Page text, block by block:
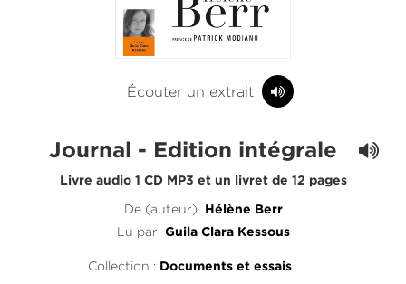
Écouter un extrait
Journal - Edition intégrale
Livre audio 1 CD MP3 et un livret de 12 pages
De (auteur) Hélène Berr
Lu par Guila Clara Kessous
Collection : Documents et essais